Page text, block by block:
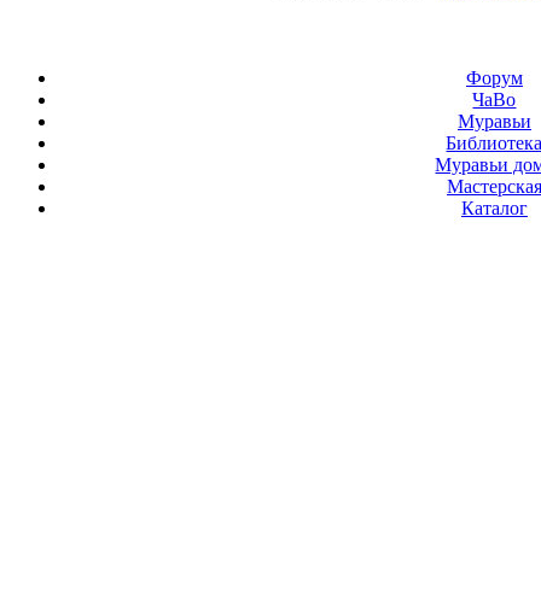
Форум
ЧаВо
Муравьи
Муравьи
Мастерская
Каталог